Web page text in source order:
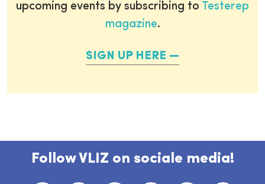
upcoming events by subscribing to Testerep
magazine.
SIGN UP HERE
Follow VLIZ on sociale media!